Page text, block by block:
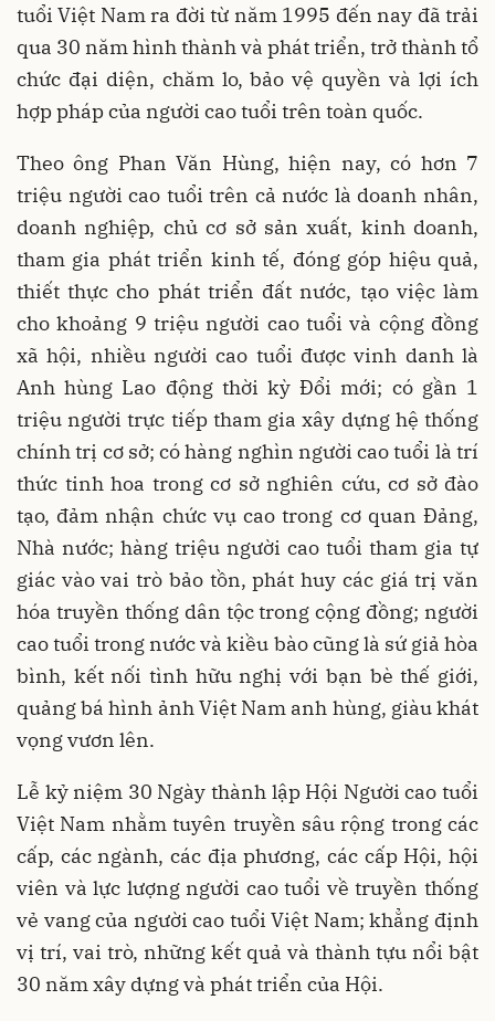
tuổi Việt Nam ra đời từ năm 1995 đến nay đã trải
qua 30 năm hình thành và phát triển, trở thành tổ
chức đại diện, chăm lo, bảo vệ quyền và lợi ích
hợp pháp của người cao tuổi trên toàn quốc.
Theo ông Phan Văn Hùng, hiện nay, có hơn 7
triệu người cao tuổi trên cả nước là doanh nhân,
doanh nghiệp, chủ cơ sở sản xuất, kinh doanh,
tham gia phát triển kinh tế, đóng góp hiệu quả,
thiết thực cho phát triển đất nước, tạo việc làm
cho khoảng 9 triệu người cao tuổi và cộng đồng
xã hội, nhiều người cao tuổi được vinh danh là
Anh hùng Lao động thời kỳ Đổi mới; có gần 1
triệu người trực tiếp tham gia xây dựng hệ thống
chính trị cơ sở; có hàng nghìn người cao tuổi là trí
thức tinh hoa trong cơ sở nghiên cứu, cơ sở đào
tạo, đảm nhận chức vụ cao trong cơ quan Đảng,
Nhà nước; hàng triệu người cao tuổi tham gia tự
giác vào vai trò bảo tồn, phát huy các giá trị văn
hóa truyền thống dân tộc trong cộng đồng; người
cao tuổi trong nước và kiều bào cũng là sứ giả hòa
bình, kết nối tình hữu nghị với bạn bè thế giới,
quảng bá hình ảnh Việt Nam anh hùng, giàu khát
vọng vươn lên.
Lễ kỷ niệm 30 Ngày thành lập Hội Người cao tuổi
Việt Nam nhằm tuyên truyền sâu rộng trong các
cấp, các ngành, các địa phương, các cấp Hội, hội
viên và lực lượng người cao tuổi về truyền thống
vẻ vang của người cao tuổi Việt Nam; khẳng định
vị trí, vai trò, những kết quả và thành tựu nổi bật
30 năm xây dựng và phát triển của Hội.